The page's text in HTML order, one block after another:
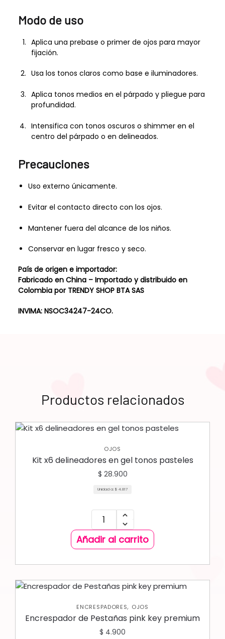
Modo de uso
Aplica una prebase o primer de ojos para mayor
fijación.
Usa los tonos claros como base e iluminadores.
Aplica tonos medios en el párpado y pliegue para
profundidad.
Intensifica con tonos oscuros o shimmer en el
centro del párpado o en delineados.
Precauciones
Uso externo únicamente.
Evitar el contacto directo con los ojos.
Mantener fuera del alcance de los niños.
Conservar en lugar fresco y seco.
País de origen e importador:
Fabricado en China – Importado y distribuido en
Colombia por TRENDY SHOP BTA SAS
INVIMA: NSOC34247-24CO.
Productos relacionados
OJOS
Kit x6 delineadores en gel tonos pasteles
$ 28.900
Unidad a: $ 4.817
Añadir al carrito
ENCRESPADORES, OJOS
Encrespador de Pestañas pink key premium
$ 4.900